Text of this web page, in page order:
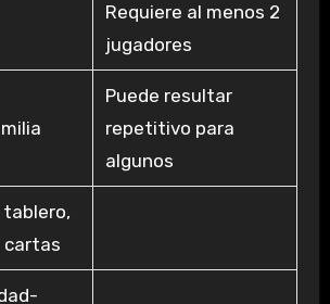
Requiere al menos 2
jugadores
Puede resultar
repetitivo para
algunos
tablero,
cartas